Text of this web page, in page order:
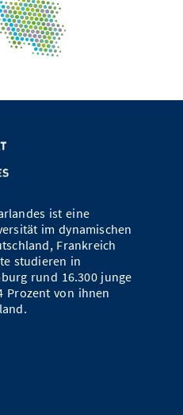
ist eine
im dynamischen
Frankreich
studieren in
rund 16.300 junge
Prozent von ihnen